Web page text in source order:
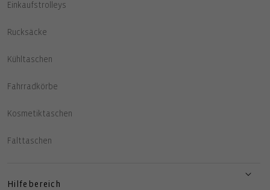
Einkaufstrolleys
Rucksäcke
Kühltaschen
Fahrradkörbe
Kosmetiktaschen
Falttaschen
Hilfebereich